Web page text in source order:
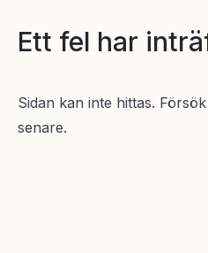
Ett fel har
Sidan kan inte hittas.
senare.